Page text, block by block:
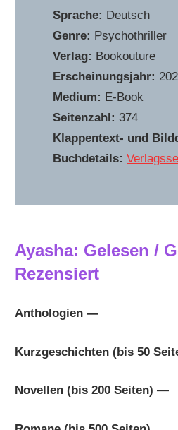
Sprache: Deutsch
Genre: Psychothriller
Verlag: Bookouture
Erscheinungsjahr:
Medium: E-Book
Seitenzahl:374
Klappentext- und
Buchdetails:
Ayasha: Gelesen /
Rezensiert
Anthologien —
Kurzgeschichten (bis 50
Novellen (bis 200 Seiten) —